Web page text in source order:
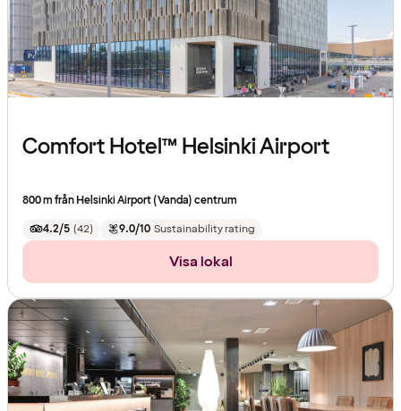
Comfort Hotel™ Helsinki Airport
800 m från Helsinki Airport (Vanda) centrum
4.2/5 (42) 9.0/10 Sustainability rating
Visa lokal